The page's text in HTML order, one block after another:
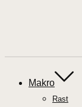
Makro
Rast